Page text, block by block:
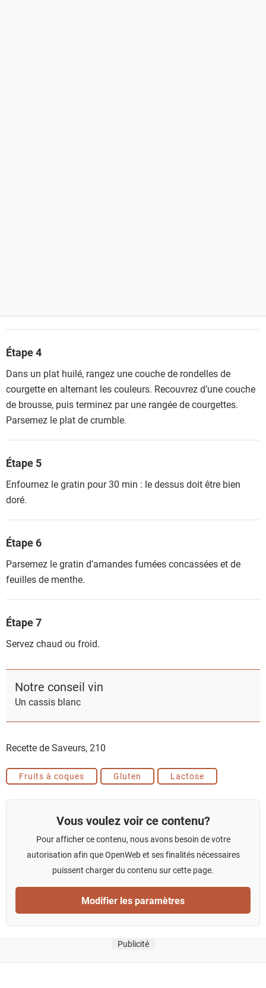
Étape 4
Dans un plat huilé, rangez une couche de rondelles de
courgette en alternant les couleurs. Recouvrez d’une couche
de brousse, puis terminez par une rangée de courgettes.
Parsemez le plat de crumble.
Étape 5
Enfournez le gratin pour 30 min : le dessus doit être bien
doré.
Étape 6
Parsemez le gratin d’amandes fumées concassées et de
feuilles de menthe.
Étape 7
Servez chaud ou froid.
Notre conseil vin
Un cassis blanc
Recette de Saveurs,210
Fruits à coques Gluten Lactose
Vous voulez voir ce contenu?
Pour afficher ce contenu, nous avons besoin de votre
autorisation afin que OpenWeb et ses finalités nécessaires
puissent charger du contenu sur cette page.
Modifier les paramètres
Publicité